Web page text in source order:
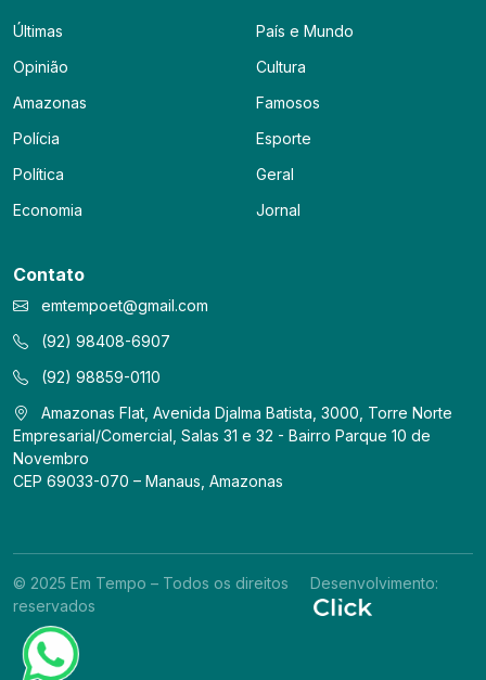
Últimas
Opinião
Amazonas
Polícia
Política
Economia
País e Mundo
Cultura
Famosos
Esporte
Geral
Jornal
Contato
emtempoet@gmail.com
(92) 98408-6907
(92) 98859-0110
Amazonas Flat, Avenida Djalma Batista, 3000, Torre Norte
Empresarial/Comercial, Salas 31 e 32 - Bairro Parque 10 de
Novembro
CEP 69033-070 – Manaus, Amazonas
© 2025 Em Tempo – Todos os direitos
reservados
Desenvolvimento: